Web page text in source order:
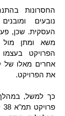
החסרונות
נובעים
העסקית. שכן,
משא ומתן מול
הפרויקט
אחרים מאלו של
את הפרויקט.
כך למשל,